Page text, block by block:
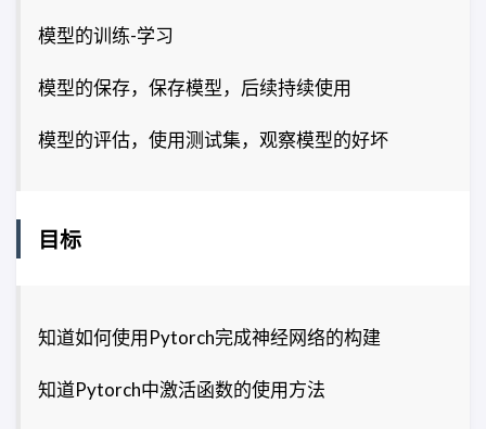
模型的训练-学习
模型的保存，保存模型，后续持续使用
模型的评估，使用测试集，观察模型的好坏
目标
知道如何使用Pytorch完成神经网络的构建
知道Pytorch中激活函数的使用方法